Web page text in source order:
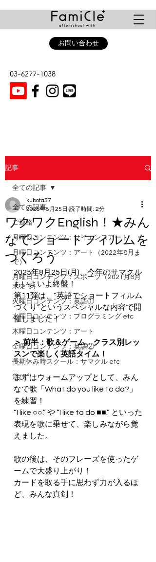
お問い合わせ
03-6277-1038
記事
全ての記事
ご連絡
月曜日コンテンツ：サイエンスアート
月曜日コンテンツ：アート（2022年8月ま
で）
月曜日コンテンツ：スポーツ（2021月6月
末まで）
火曜日コンテンツ：英語①
水曜日コンテンツ：プログラミング etc
木曜日コンテンツ：アート
金曜日コンテンツ：英語②
長期休み時スクール：サマクル etc
遊び
全ての記事
ワクワクEnglish！★みん
なでショートフィルムを
つくろう
kubota57
2025年8月25日 読了時間: 2分
2025年8月25日(月)、今年のサマクル
もいよいよ終盤！
第11弾は、“英語でショートフィルム
づくり”というスペシャルな内容で開
催しました！
＞ 前半：歌＆ゲーム、クラス別レッ
スンで楽しく英語タイム！
まずはウォームアップとして、みん
なで歌「What do you like to do?」
を練習！
“I like ○○.” や “I like to do ■■.” といった
表現を歌に乗せて、楽しみながら覚
えました。
歌の後は、そのフレーズを使ったゲ
ームで大盛り上がり！
カードを取る手に思わず力が入るほ
ど、みんな真剣！